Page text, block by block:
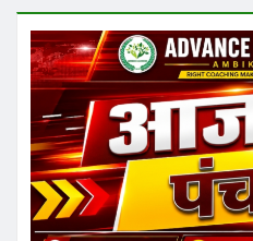
UNCATEGORIZED